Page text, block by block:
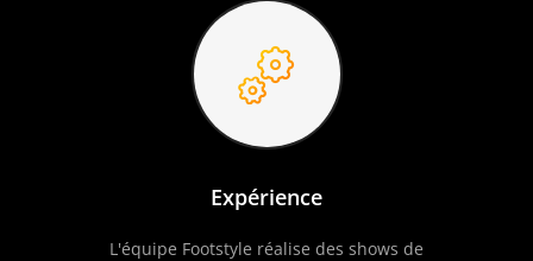
Expérience
L'équipe Footstyle réalise des shows de